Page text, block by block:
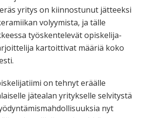
yritys on kiinnostunut jätteeksi
volyymista, ja tälle
työskentelevät opiskelija-
kartoittivat määriä koko
on tehnyt eräälle
jätealan yritykselle selvitystä
nyt